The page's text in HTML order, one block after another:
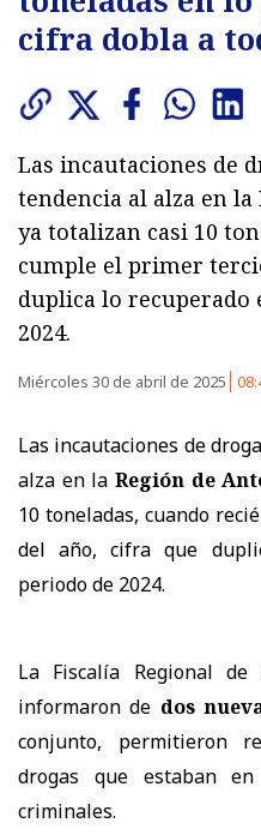
cifra dobla a
Las incautaciones de
tendencia al alza en
ya totalizan casi 10
cumple el primer
duplica lo recuperado
2024.
Miércoles 30 de abril de 2025
Las incautaciones de
alza en la Región de
10 toneladas, cuando
del año, cifra que
periodo de 2024.
La Fiscalía Regional de
informaron de dos
conjunto, permitieron
drogas que estaban
criminales.